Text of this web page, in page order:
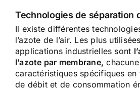
Technologies de séparation
Il existe différentes
l’azote de l’air. Les plus
applications industrielles sont
l’azote par membrane,
caractéristiques spécifiques en
de débit et de consommation